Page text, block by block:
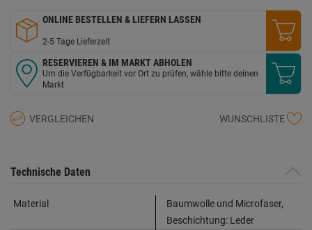
ONLINE BESTELLEN & LIEFERN LASSEN
2-5 Tage Lieferzeit
RESERVIEREN & IM MARKT ABHOLEN
Um die Verfügbarkeit vor Ort zu prüfen, wähle bitte deinen
Markt
VERGLEICHEN WUNSCHLISTE
Technische Daten
Material
Baumwolle und Microfaser,
Beschichtung: Leder